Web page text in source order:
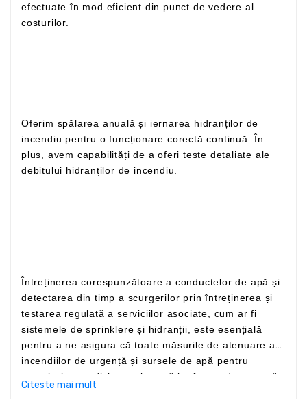
efectuate în mod eficient din punct de vedere al
costurilor.
Oferim spălarea anuală și iernarea hidranților de
incendiu pentru o funcționare corectă continuă. În
plus, avem capabilități de a oferi teste detaliate ale
debitului hidranților de incendiu.
Întreținerea corespunzătoare a conductelor de apă și
detectarea din timp a scurgerilor prin întreținerea și
testarea regulată a serviciilor asociate, cum ar fi
sistemele de sprinklere și hidranții, este esențială
pentru a ne asigura că toate măsurile de atenuare a
incendiilor de urgență și sursele de apă pentru
pompieri sunt eficiente și pregătite în caz de urgență.
Citeste mai mult